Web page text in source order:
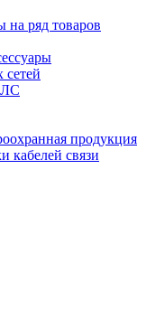
ряд товаров
продукция
кабелей связи